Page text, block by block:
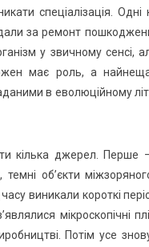
спеціалізація.
за ремонт
у звичному сенсі,
має роль, а
в еволюційному
кілька джерел. Перше
об’єкти
виникали короткі
мікроскопічні
Потім усе